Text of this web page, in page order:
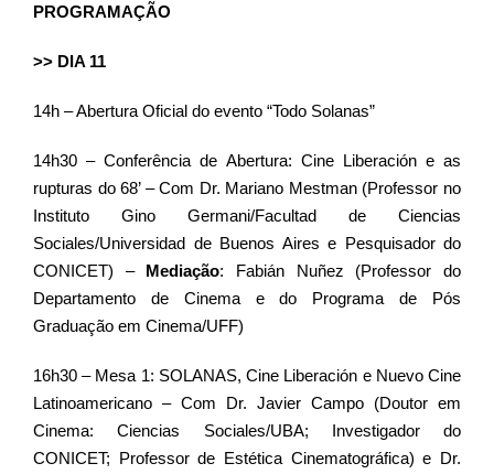
PROGRAMAÇÃO
>> DIA 11
14h – Abertura Oficial do evento “Todo Solanas”
14h30 – Conferência de Abertura: Cine Liberación e as
rupturas do 68’ – Com Dr. Mariano Mestman (Professor no
Instituto Gino Germani/Facultad de Ciencias
Sociales/Universidad de Buenos Aires e Pesquisador do
CONICET) – Mediação: Fabián Nuñez (Professor do
Departamento de Cinema e do Programa de Pós
Graduação em Cinema/UFF)
16h30 – Mesa 1: SOLANAS, Cine Liberación e Nuevo Cine
Latinoamericano – Com Dr. Javier Campo (Doutor em
Cinema: Ciencias Sociales/UBA; Investigador do
CONICET; Professor de Estética Cinematográfica) e Dr.